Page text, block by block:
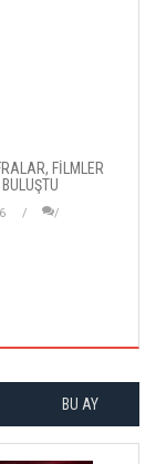
FİLMLER
BU AY